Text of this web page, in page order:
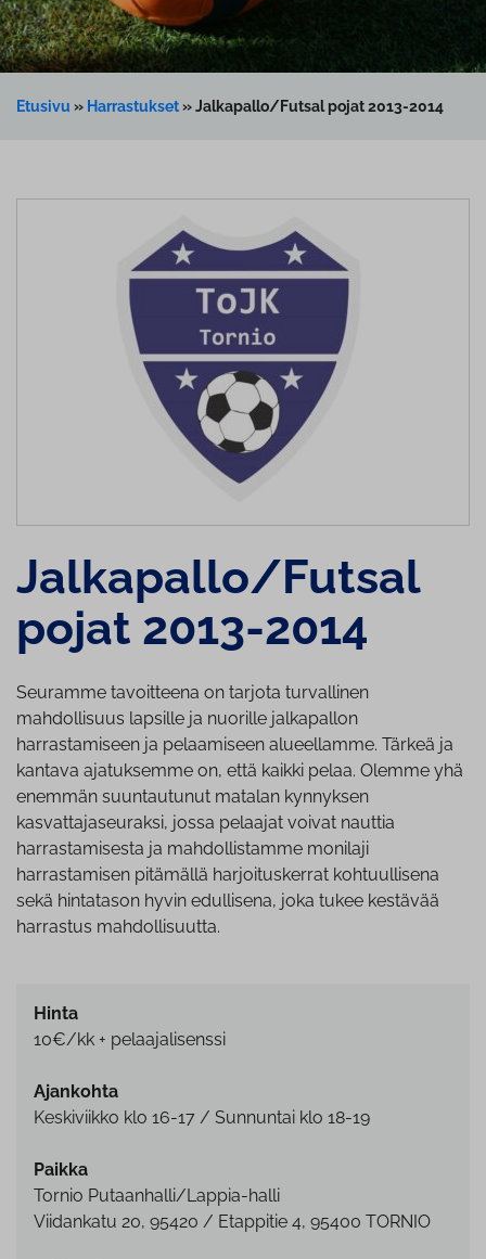
Etusivu » Harrastukset»Jalkapallo/Futsal pojat 2013-2014
Jalkapallo/Futsal
pojat 2013-2014
Seuramme tavoitteena on tarjota turvallinen
mahdollisuus lapsille ja nuorille jalkapallon
harrastamiseen ja pelaamiseen alueellamme. Tärkeä ja
kantava ajatuksemme on, että kaikki pelaa. Olemme yhä
enemmän suuntautunut matalan kynnyksen
kasvattajaseuraksi, jossa pelaajat voivat nauttia
harrastamisesta ja mahdollistamme monilaji
harrastamisen pitämällä harjoituskerrat kohtuullisena
sekä hintatason hyvin edullisena, joka tukee kestävää
harrastus mahdollisuutta.
Hinta
10€/kk + pelaajalisenssi
Ajankohta
Keskiviikko klo 16-17 / Sunnuntai klo 18-19
Paikka
Tornio Putaanhalli/Lappia-halli
Viidankatu 20, 95420 / Etappitie 4, 95400 TORNIO